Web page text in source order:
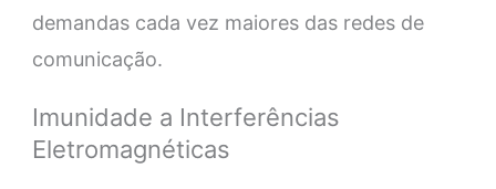
demandas cada vez maiores das redes de
comunicação.
Imunidade a Interferências
Eletromagnéticas